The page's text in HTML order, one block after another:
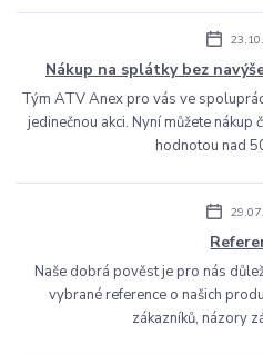
Nákup na splátky bez
Tým ATV Anex pro vás ve
jedinečnou akci. Nyní můžete
hodnotou nad
Naše dobrá pověst je pro nás
vybrané reference o našich
zákazníků, názory